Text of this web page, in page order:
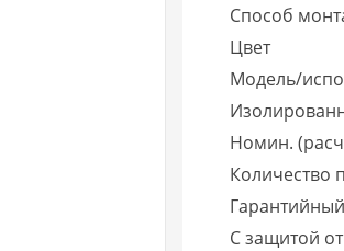
Способ
Цвет
Модель/
Номин.
Количество
С защитой